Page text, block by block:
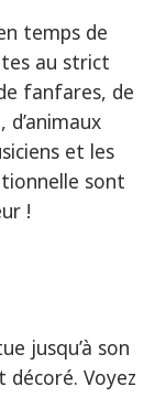
temps de
au strict
fanfares, de
et les
sont
!
jusqu’à son
Voyez